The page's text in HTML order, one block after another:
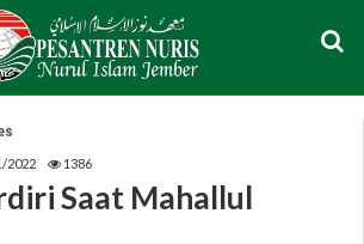
2022 1386
Saat Mahallul